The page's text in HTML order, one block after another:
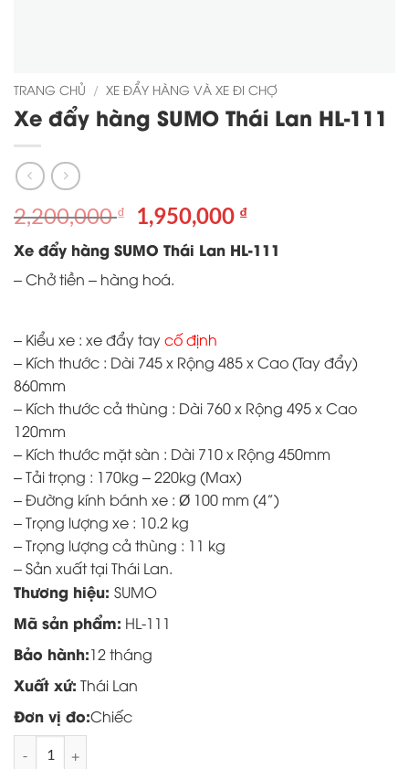
TRANG CHỦ / XE ĐẨY HÀNG VÀ XE ĐI CHỢ
Xe đẩy hàng SUMO Thái Lan HL-111
2,200,000₫
Giá
gốc
là:
2,200,000 ₫.
1,950,000 ₫Giá
tại
Xe đẩy hàng SUMO Thái Lan HL-111
– Chở tiền – hàng hoá.
– Kiểu xe : xe đẩy taycố định
– Kích thước : Dài 745 x Rộng 485 x Cao (Tay đẩy)
860mm
– Kích thước cả thùng : Dài 760 x Rộng 495 x Cao
120mm
– Kích thước mặt sàn : Dài 710 x Rộng 450mm
– Tải trọng : 170kg – 220kg (Max)
– Đường kính bánh xe : Ø 100 mm (4”)
– Trọng lượng xe : 10.2 kg
– Trọng lượng cả thùng : 11 kg
– Sản xuất tại Thái Lan.
Thương hiệu: SUMO
Mã sản phẩm: HL-111
Bảo hành:12 tháng
Xuất xứ: Thái Lan
Đơn vị đo:Chiếc
Xe đẩy hàng SUMO Thái Lan HL-111 số lượng